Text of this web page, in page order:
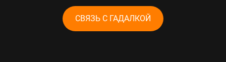
СВЯЗЬ С ГАДАЛКОЙ